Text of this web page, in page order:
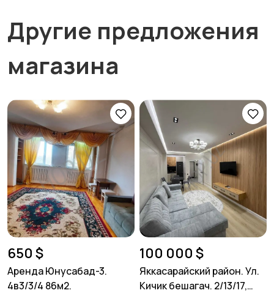
Другие предложения
магазина
650 $
Аренда Юнусабад-3.
4в3/3/4 86м2.
100 000 $
Яккасарайский район. Ул.
Кичик бешагач. 2/13/17,